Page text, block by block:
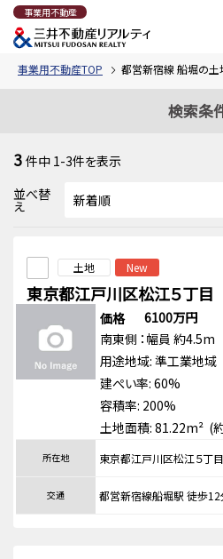
事業用不動産
事業用不動産TOP 都営新宿線 船堀の
検索条
3 件中 1-3件を表示
並べ替
え
土地 New
東京都江戸川区松江５丁
価格
6100万円
南東側 ：幅員 約4.5m
用途地域: 準工業地域
建ぺい率: 60%
容積率: 200%
土地面積: 81.22m² (
所在地 東京都江戸川区松江５丁目
交通 都営新宿線船堀駅 徒歩12